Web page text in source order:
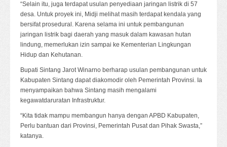
“Selain itu, juga terdapat usulan penyediaan jaringan listrik di 57
desa. Untuk proyek ini, Midji melihat masih terdapat kendala yang
bersifat prosedural. Karena selama ini untuk pembangunan
jaringan listrik bagi daerah yang masuk dalam kawasan hutan
lindung, memerlukan izin sampai ke Kementerian Lingkungan
Hidup dan Kehutanan.
Bupati Sintang Jarot Winarno berharap usulan pembangunan untuk
Kabupaten Sintang dapat diakomodir oleh Pemerintah Provinsi. Ia
menyampaikan bahwa Sintang masih mengalami
kegawatdaruratan Infrastruktur.
“Kita tidak mampu membangun hanya dengan APBD Kabupaten,
Perlu bantuan dari Provinsi, Pemerintah Pusat dan Pihak Swasta,”
katanya.